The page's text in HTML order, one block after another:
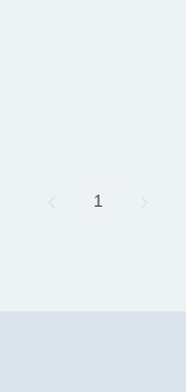
Page
1